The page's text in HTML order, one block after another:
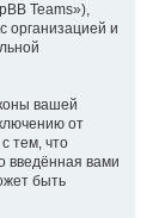
Teams»),
организацией и
вашей
от
тем, что
введённая вами
быть